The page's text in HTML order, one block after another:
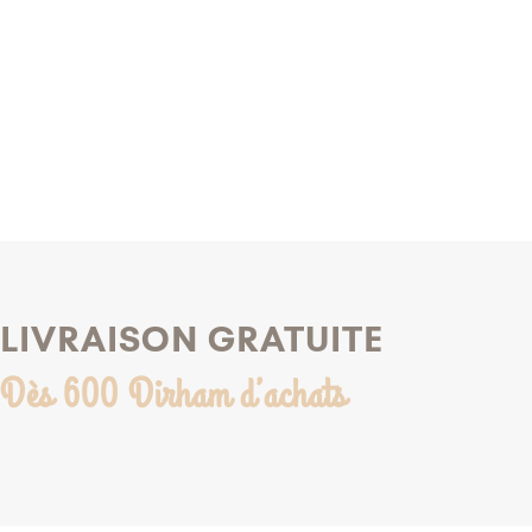
LIVRAISON GRATUITE
Dès 600 Dirham d’achats